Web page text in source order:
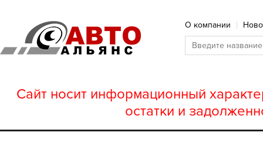
О компании
Сайт носит информационный
остатки и